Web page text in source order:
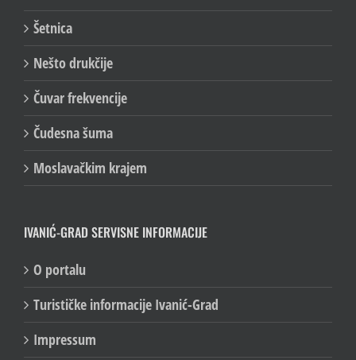
Šetnica
Nešto drukčije
Čuvar frekvencije
Čudesna šuma
Moslavačkim krajem
IVANIĆ-GRAD SERVISNE INFORMACIJE
O portalu
Turističke informacije Ivanić-Grad
Impressum